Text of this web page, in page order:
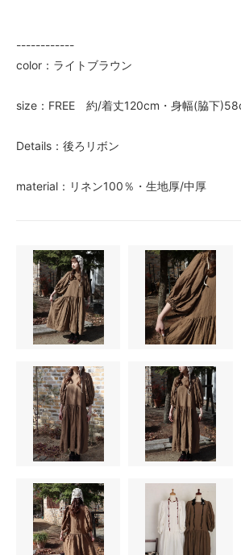
------------
color：ライトブラウン
size：FREE 約/着丈120cm・身幅(脇下
Details：後ろリボン
material：リネン100％・生地厚/中厚